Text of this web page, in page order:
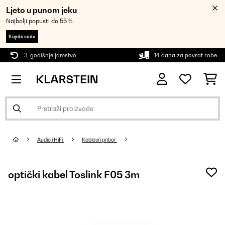
Ljeto u punom jeku
Najbolji popusti do 55 %
Kupite sada
3-godišnje jamstvo 14 dana za povrat robe
Audio i HiFi Kablovi i pribor
optički kabel Toslink F05 3m